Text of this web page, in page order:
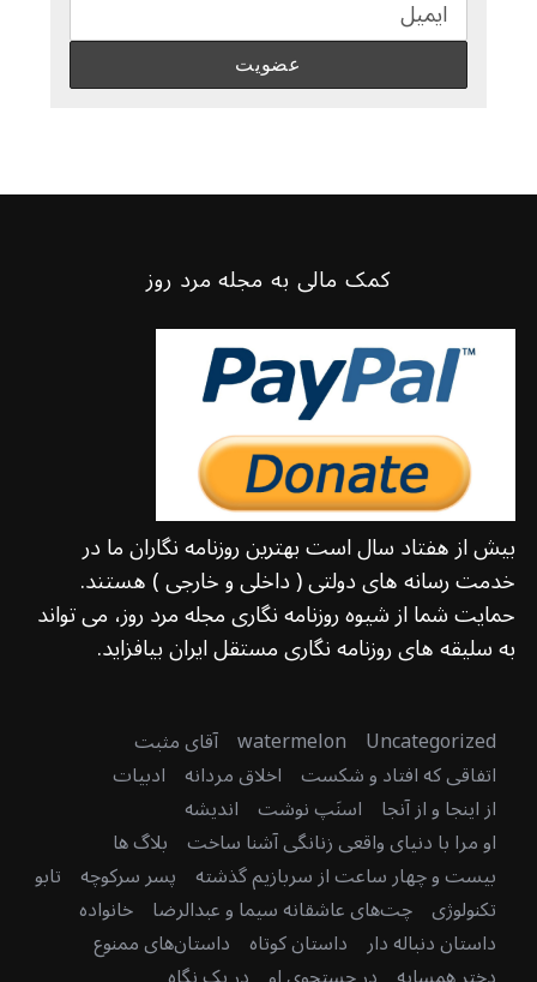
کمک مالی به مجله مرد روز
بیش از هفتاد سال است بهترین روزنامه نگاران ما در
خدمت رسانه های دولتی ( داخلی و خارجی ) هستند.
حمایت شما از شیوه روزنامه نگاری مجله مرد روز، می تواند
به سلیقه های روزنامه نگاری مستقل ایران بیافزاید.
Uncategorized
watermelon آقای مثبت
اتفاقی که افتاد و شکست اخلاق مردانه ادبیات
از اینجا و از آنجا اسنَپ نوشت اندیشه
او مرا با دنیای واقعی زنانگی آشنا ساخت بلاگ ها
بیست و چهار ساعت از سربازیم گذشته پسر سرکوچه تابو
تکنولوژی چت‌های عاشقانه سیما و عبدالرضا خانواده
داستان دنباله دار داستان کوتاه داستان‌های ممنوع